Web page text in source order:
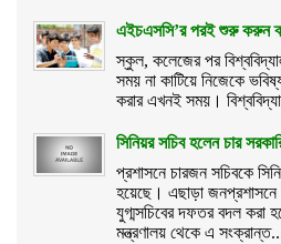
এইচএসসি’র পরই শুরু করুন
স্কুল, কলেজের পর
সময় না কাটিয়ে নিজেকে
করার এখনই সময়।
সিনিয়র সচিব হলেন চার
প্রশাসনে চারজন সচিবকে
হয়েছে। এছাড়া
যুগ্মসচিবের দফতর বদল করা
মন্ত্রণালয় থেকে এ